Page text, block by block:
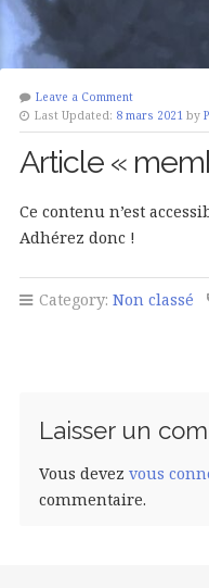
Leave a Comment
Last Updated: 8 mars 2021 by
Article «
Ce contenu n’est
Adhérez donc !
Category: Non classé
Laisser un
Vous devez vous
commentaire.